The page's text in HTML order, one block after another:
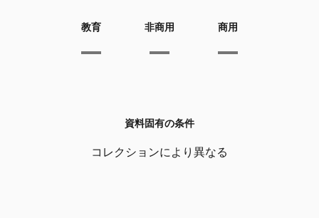
教育 非商用 商用
資料固有の条件
コレクションにより異なる